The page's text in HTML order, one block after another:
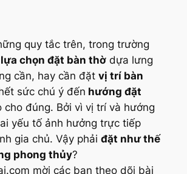
quy tắc trên, trong trường
lựa chọn đặt bàn thờdựa lưng
cần, hay cần đặt vị trí bàn
sức chú ý đến hướng đặt
đúng. Bởi vì vị trí và hướng
yếu tố ảnh hưởng trực tiếp
gia chủ. Vậy phải đặt như thế
phong thủy?
mời các bạn theo dõi bài